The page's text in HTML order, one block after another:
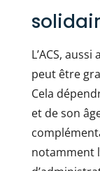
L’ACS,
peut être
Cela
et de son
notamment